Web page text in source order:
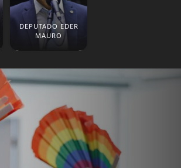
DEPUTADO EDER
MAURO